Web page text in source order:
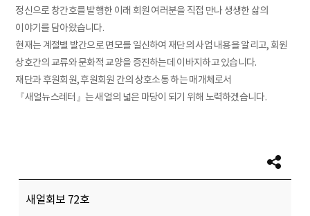
정신으로 창간호를 발행한 이래 회원 여러분을 직접 만나 생생한 삶의
이야기를 담아왔습니다.
현재는 계절별 발간으로 면모를 일신하여 재단의 사업 내용을 알리고, 회원
상호간의 교류와 문화적 교양을 증진하는데 이바지하고 있습니다.
재단과 후원회원, 후원회원 간의 상호소통 하는 매개체로서
『새얼뉴스레터』는 새얼의 넓은 마당이 되기 위해 노력하겠습니다.
새얼회보 72호